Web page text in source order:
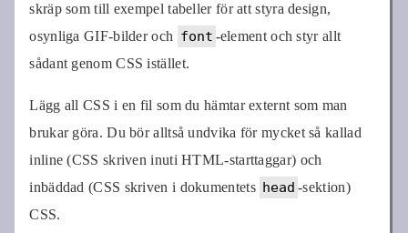
skräp som till exempel tabeller för att styra design,
osynliga GIF-bilder och font -element och styr allt
sådant genom CSS istället.
Lägg all CSS i en fil som du hämtar externt som man
brukar göra. Du bör alltså undvika för mycket så kallad
inline (CSS skriven inuti HTML-starttaggar) och
inbäddad (CSS skriven i dokumentets head -sektion)
CSS.